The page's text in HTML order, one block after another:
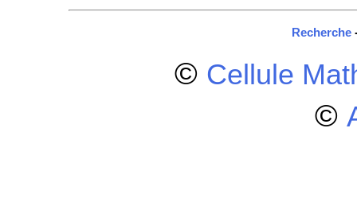
Recherche
© Cellule
©